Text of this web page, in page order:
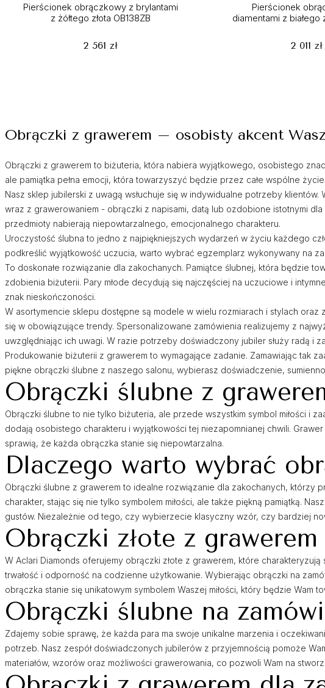
Pierścionek obrączkowy z brylantami
z żółtego złota OB138ZB
2 561 zł
Pierścionek
diamentami z białego
2 011 zł
Obrączki z grawerem – osobisty akcent
Obrączki z grawerem to biżuteria, która nabiera wyjątkowego, osobistego
ale pamiątka pełna emocji, która towarzyszyć będzie przez całe wspólne
Nasz sklep jubilerski z uwagą wsłuchuje się w indywidualne potrzeby
wraz z grawerowaniem - obrączki z napisami, datą lub ozdobione istotnymi
przedmioty nabierają niepowtarzalnego, emocjonalnego charakteru.
Uroczystość ślubna to jedno z najpiękniejszych wydarzeń w życiu każdego
podkreślić wyjątkowość uczucia, warto wybrać egzemplarz wykonywany na
To doskonałe rozwiązanie dla zakochanych. Pamiątce ślubnej, która będzie
zdobienia biżuterii. Pary młode decydują się najczęściej na uczuciowe i
znak nieskończoności.
W asortymencie sklepu dostępne są modele w wielu rozmiarach i stylach
się w obowiązujące trendy. Spersonalizowane zamówienia realizujemy z
uwzględniając ich uwagi. W razie potrzeby doświadczony jubiler służy radą i
Produkowanie biżuterii z grawerem to wymagające zadanie. Zamawiając tak
piękne obrączki ślubne z naszego salonu, wybierasz doświadczenie,
Obrączki ślubne z
Obrączki ślubne to nie tylko biżuteria, ale przede wszystkim symbol miłości i
dodają osobistego charakteru i wyjątkowości tej niezapomnianej chwili.
sprawią, że każda obrączka stanie się niepowtarzalna.
Dlaczego warto wybrać
Obrączki ślubne z grawerem to idealne rozwiązanie dla zakochanych,
charakter, stając się nie tylko symbolem miłości, ale także piękną pamiątką.
gustów. Niezależnie od tego, czy wybierzecie klasyczny wzór, czy bardziej
Obrączki złote z
W Aclari Diamonds oferujemy obrączki złote z grawerem, które
trwałość i odporność na codzienne użytkowanie. Wybierając obrączki na
obrączka stanie się unikatowym symbolem Waszej miłości, który będzie Wam
Obrączki ślubne na
Zdajemy sobie sprawę, że każda para ma swoje unikalne marzenia i
potrzeb. Nasz zespół doświadczonych jubilerów z przyjemnością pomoże
materiałów, wzorów oraz możliwości grawerowania, co pozwoli Wam na